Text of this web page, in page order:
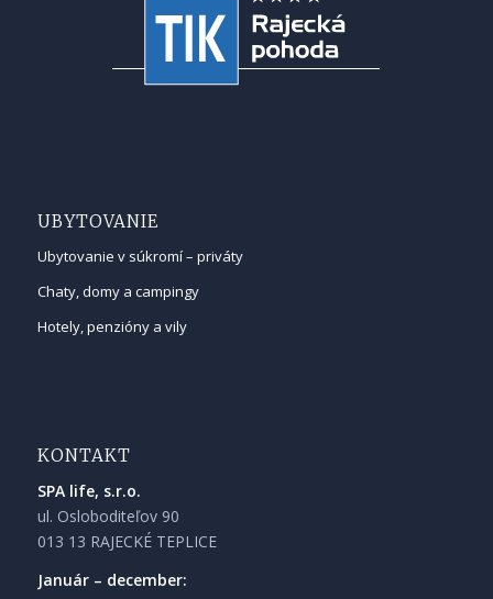
UBYTOVANIE
Ubytovanie v súkromí – priváty
Chaty, domy a campingy
Hotely, penzióny a vily
KONTAKT
SPA life, s.r.o.
ul. Osloboditeľov 90
013 13 RAJECKÉ TEPLICE
Január – december: